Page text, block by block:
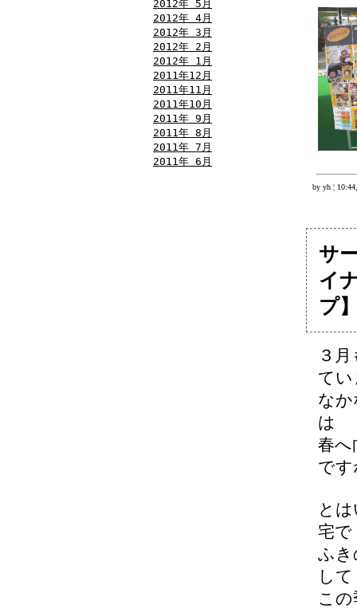
2012年 5月
2012年 4月
2012年 3月
2012年 2月
2012年 1月
2011年12月
2011年11月
2011年10月
2011年 9月
2011年 8月
2011年 7月
2011年 6月
by yh ¦
サ
イ
プ
３
て
な
は
春へ
です
と
宅で
ふき
して
こ